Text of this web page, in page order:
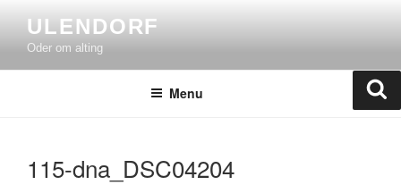
content
ULENDORF
Oder om alting
Menu
115-dna_DSC04204